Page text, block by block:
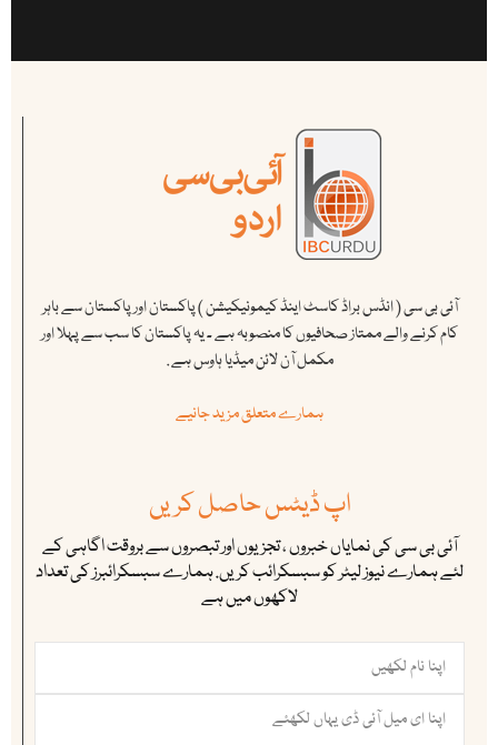
آئی بی سی ( انڈس براڈ کاسٹ اینڈ کیمونیکیشن ) پاکستان اور پاکستان سے باہر
کام کرنے والے ممتاز صحافیوں کا منصوبہ ہے ۔ یہ پاکستان کا سب سے پہلا اور
مکمل آن لائن میڈیا ہاوس ہے .
ہمارے متعلق مزید جانیے
اپ ڈیٹس حاصل کریں
آئی بی سی کی نمایاں خبروں ، تجزیوں اور تبصروں سے بروقت اگاہی کے
لئے ہمارے نیوز لیٹر کو سبسکرائب کریں. ہمارے سبسکرائبرز کی تعداد
لاکھوں میں ہے